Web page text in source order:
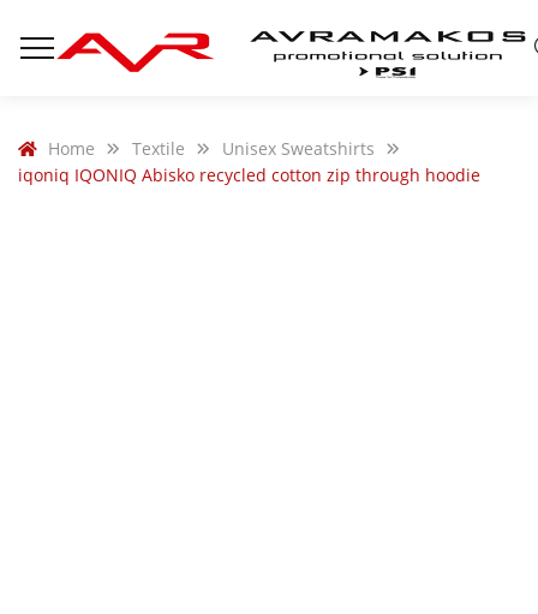
Home Textile
Unisex Sweatshirts
iqoniq IQONIQ Abisko recycled cotton zip through hoodie